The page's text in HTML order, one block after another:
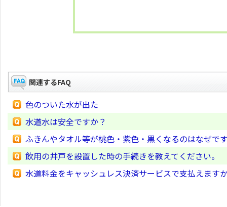
関連するFAQ
色のついた水が出た
水道水は安全ですか？
ふきんやタオル等が桃色・紫色・黒くなるのはなぜで
飲用の井戸を設置した時の手続きを教えてください。
水道料金をキャッシュレス決済サービスで支払えます